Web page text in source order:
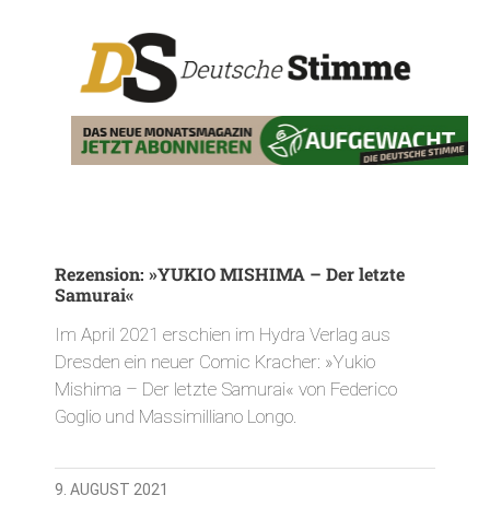
Rezension: »YUKIO MISHIMA – Der letzte
Samurai«
Im April 2021 erschien im Hydra Verlag aus
Dresden ein neuer Comic Kracher: »Yukio
Mishima – Der letzte Samurai« von Federico
Goglio und Massimilliano Longo.
9. AUGUST 2021